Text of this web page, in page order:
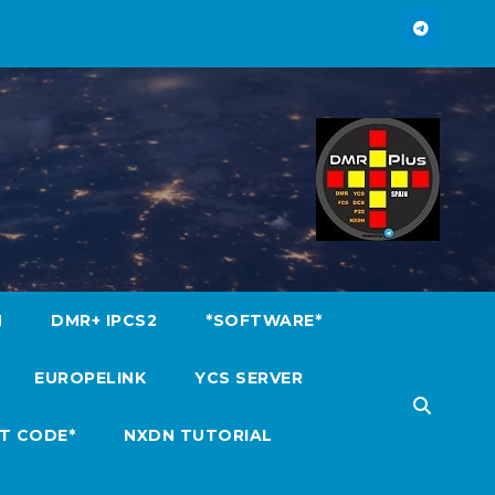
DMR+ IPCS2 *SOFTWARE*
EUROPELINK YCS SERVER
CODE* NXDN TUTORIAL